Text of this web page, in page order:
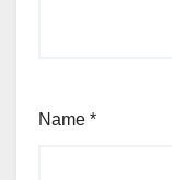
Name *